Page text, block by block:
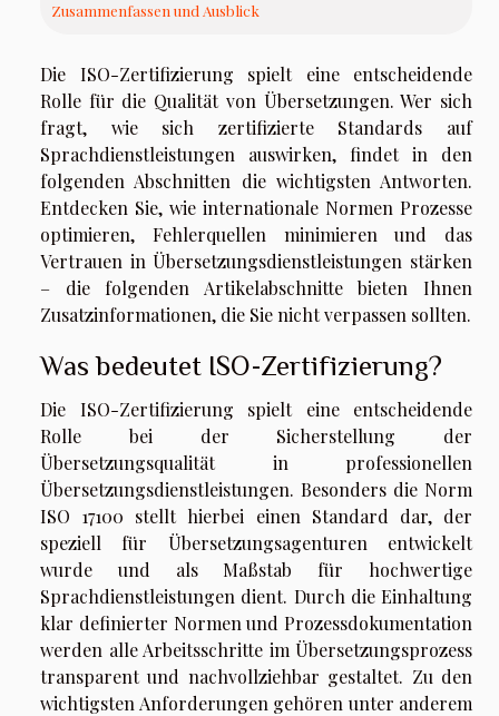
Zusammenfassen und Ausblick
Die ISO-Zertifizierung spielt eine entscheidende
Rolle für die Qualität von Übersetzungen. Wer sich
fragt, wie sich zertifizierte Standards auf
Sprachdienstleistungen auswirken, findet in den
folgenden Abschnitten die wichtigsten Antworten.
Entdecken Sie, wie internationale Normen Prozesse
optimieren, Fehlerquellen minimieren und das
Vertrauen in Übersetzungsdienstleistungen stärken
– die folgenden Artikelabschnitte bieten Ihnen
Zusatzinformationen, die Sie nicht verpassen sollten.
Was bedeutet ISO-Zertifizierung?
Die ISO-Zertifizierung spielt eine entscheidende
Rolle bei der Sicherstellung der
Übersetzungsqualität in professionellen
Übersetzungsdienstleistungen. Besonders die Norm
ISO 17100 stellt hierbei einen Standard dar, der
speziell für Übersetzungsagenturen entwickelt
wurde und als Maßstab für hochwertige
Sprachdienstleistungen dient. Durch die Einhaltung
klar definierter Normen und Prozessdokumentation
werden alle Arbeitsschritte im Übersetzungsprozess
transparent und nachvollziehbar gestaltet. Zu den
wichtigsten Anforderungen gehören unter anderem